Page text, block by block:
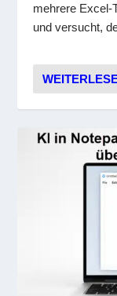
mehrere Excel-
und versucht,